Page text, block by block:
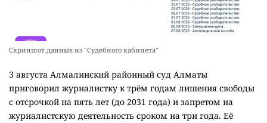
Скриншот данных из "Судебного кабинета"
3 августа Алмалинский районный суд Алматы
приговорил журналистку к трём годам лишения свободы
с отсрочкой на пять лет (до 2031 года) и запретом на
журналистскую деятельность сроком на три года. Её